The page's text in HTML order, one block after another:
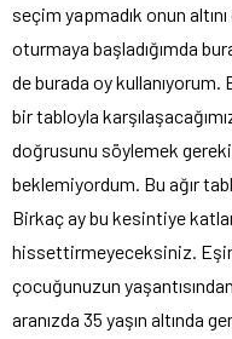
seçim yapmadık onun
oturmaya başladığımda
de burada oy kullanıyorum.
bir tabloyla
doğrusunu söylemek
beklemiyordum. Bu ağır
Birkaç ay bu kesintiye
hissettirmeyeceksiniz.
çocuğunuzun
aranızda 35 yaşın altında